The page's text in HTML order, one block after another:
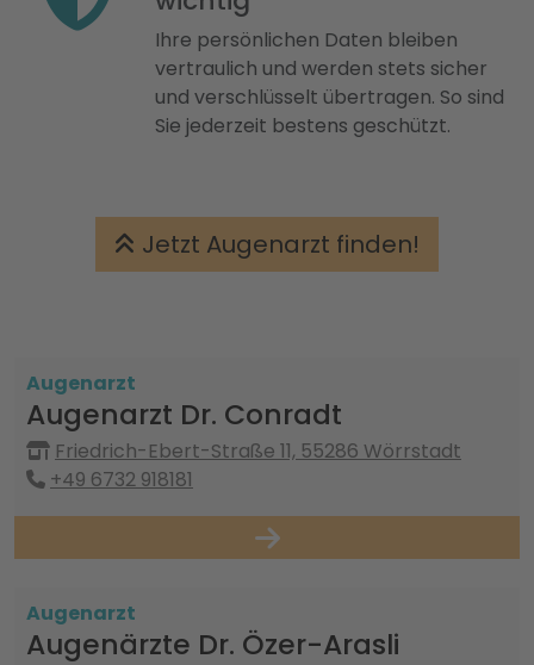
Ihre persönlichen Daten bleiben
vertraulich und werden stets sicher
und verschlüsselt übertragen. So sind
Sie jederzeit bestens geschützt.
Jetzt Augenarzt finden!
Augenarzt
Augenarzt Dr. Conradt
Friedrich-Ebert-Straße 11, 55286 Wörrstadt
+49 6732 918181
Augenarzt
Augenärzte Dr. Özer-Arasli